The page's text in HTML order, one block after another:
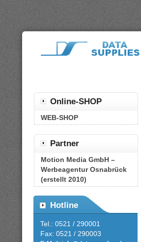
Online-SHOP
WEB-SHOP
Partner
Motion Media GmbH –
Werbeagentur Osnabrück
(erstellt 2010)
Hotline
Tel.: 0521 / 290001
Fax: 0521 / 290003